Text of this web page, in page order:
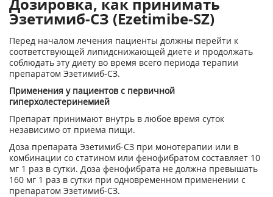
Эзетимиб-СЗ (Ezetimibe-SZ)
Перед началом лечения пациенты должны перейти к
соответствующей липидснижающей диете и продолжать
соблюдать эту диету во время всего периода терапии
препаратом Эзетимиб-СЗ.
Применения у пациентов с первичной
гиперхолестеринемией
Препарат принимают внутрь в любое время суток
независимо от приема пищи.
Доза препарата Эзетимиб-СЗ при монотерапии или в
комбинации со статином или фенофибратом составляет 10
мг 1 раз в сутки. Доза фенофибрата не должна превышать
160 мг 1 раз в сутки при одновременном применении с
препаратом Эзетимиб-СЗ.